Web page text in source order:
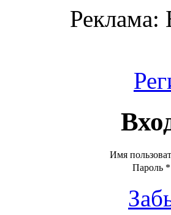
Реклама:
Имя
Пароль *